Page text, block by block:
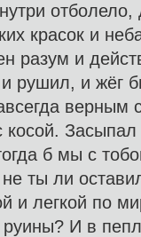
отболело,
красок и
разум и
рушил, и жёг
верным
Засыпал
б мы с
ты ли
и легкой по
руины? И в